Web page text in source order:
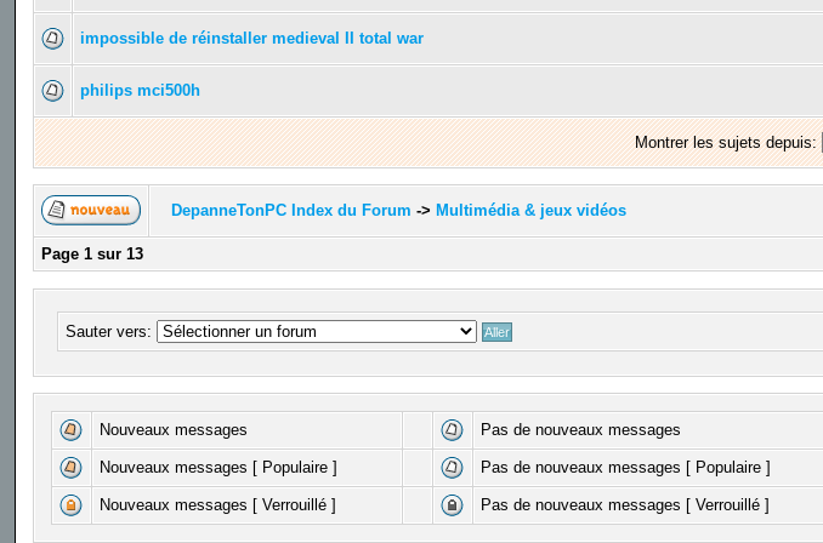
impossible de réinstaller medieval II total war
philips mci500h
Montrer les sujets depuis:
DepanneTonPC Index du Forum -> Multimédia & jeux vidéos
Page 1sur 13
Sauter vers:
Nouveaux messages Pas de nouveaux messages
Nouveaux messages [ Populaire ] Pas de nouveaux messages [ Populaire ]
Nouveaux messages [ Verrouillé ] Pas de nouveaux messages [ Verrouillé ]